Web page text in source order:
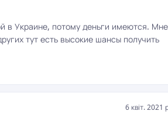
в Украине, потому деньги имеются. Мне
тут есть высокие шансы получить
6 квіт. 2021